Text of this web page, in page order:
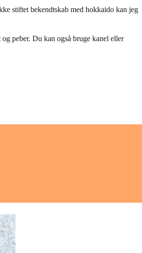
stiftet bekendtskab med hokkaido kan jeg
peber. Du kan også bruge kanel eller